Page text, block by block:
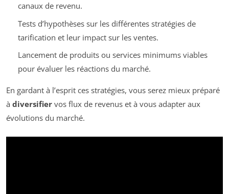
canaux de revenu.
Tests d’hypothèses sur les différentes stratégies de
tarification et leur impact sur les ventes.
Lancement de produits ou services minimums viables
pour évaluer les réactions du marché.
En gardant à l’esprit ces stratégies, vous serez mieux préparé
à diversifier vos flux de revenus et à vous adapter aux
évolutions du marché.